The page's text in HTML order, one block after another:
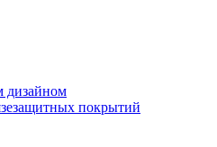
дизайном
покрытий